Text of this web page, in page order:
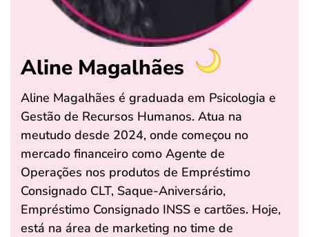
Aline Magalhães
Aline Magalhães é graduada em Psicologia e
Gestão de Recursos Humanos. Atua na
meutudo desde 2024, onde começou no
mercado financeiro como Agente de
Operações nos produtos de Empréstimo
Consignado CLT, Saque-Aniversário,
Empréstimo Consignado INSS e cartões. Hoje,
está na área de marketing no time de